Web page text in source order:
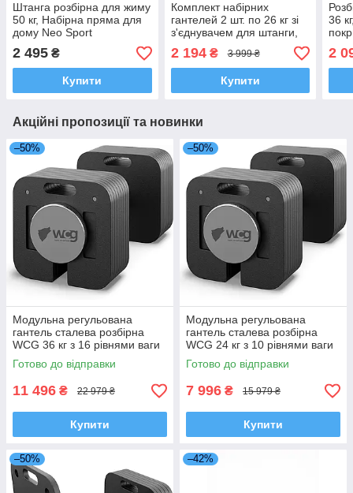
Штанга розбірна для жиму
50 кг, Набірна пряма для
дому Neo Sport
2 495 ₴
Купити
Комплект набірних
гантелей 2 шт. по 26 кг зі
з'єднувачем для штанги,
удома зі змінною вагою
Neo Sport
2 194₴ 3 999 ₴
Купити
36
2
Акційні пропозиції та новинки
–50%
Модульна регульована
гантель сталева розбірна
WCG 36 кг з 16 рівнями ваги
4-36 кг квадратна для
силових тренувань вдома
Готово до відправки
11 496 ₴ 22 979 ₴
Купити
–50%
Модульна регульована
гантель сталева розбірна
WCG 24 кг з 10 рівнями ваги
4-24 кг квадратна для
силових тренувань вдома
Готово до відправки
7 996 ₴ 15 979 ₴
Купити
–50% –42%